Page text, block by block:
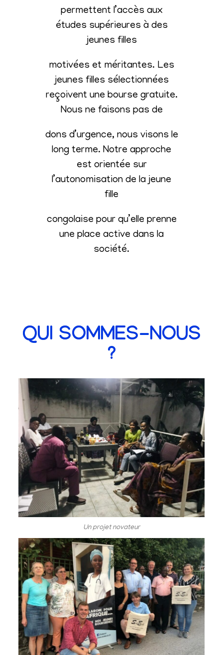
permettent l’accès aux
études supérieures à des
jeunes filles
motivées et méritantes. Les
jeunes filles sélectionnées
reçoivent une bourse gratuite.
Nous ne faisons pas de
dons d’urgence, nous visons le
long terme. Notre approche
est orientée sur
l’autonomisation de la jeune
fille
congolaise pour qu’elle prenne
une place active dans la
société.
QUI SOMMES-NOUS
?
Un projet novateur